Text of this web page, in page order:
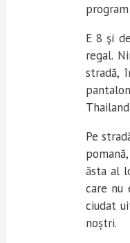
E 8 şi
regal.
stradă,
Pe
ăsta al
care nu
ciudat
noștri.